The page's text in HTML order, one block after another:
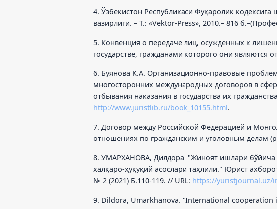
4. Ўзбекистон Республикаси Фуқаролик
вазирлиги. – Т.: «Vektor-Press», 2010.– 816
5. Конвенция о передаче лиц, осужденных к
государстве, гражданами которого они являются
6. Буянова К.А. Организационно-правовые
многосторонних международных договоров в
отбывания наказания в государства их
http://www.juristlib.ru/book_10155.html.
7. Договор между Российской Федерацией и
отношениях по гражданским и уголовным делам
8. УМАРХАНОВА, Дилдора. "Жиноят ишлари бўйича
халқаро-ҳуқуқий асослари таҳлили." Юрист
№ 2 (2021) Б.110-119. // URL: https://yuristjournal.uz/
9. Dildora, Umarkhanova. "International cooperation